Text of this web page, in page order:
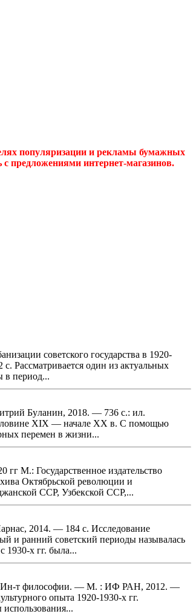
популяризации и рекламы бумажных
предложениями интернет-магазинов.
советского государства в 1920-
Рассматривается один из актуальных
в период...
Бyланин, 2018. — 736 с.: ил.
XIX — начале XX в. С помощью
перемен в жизни...
М.: Государственное издательство
Октябрьской революции и
ССР, Узбекской ССР,...
2014. — 184 с. Исследование
и ранний советский периоды называлась
1930-х гг. была...
Ин-т философии. — М. : ИФ РАН, 2012. —
опыта 1920-1930-x гг.